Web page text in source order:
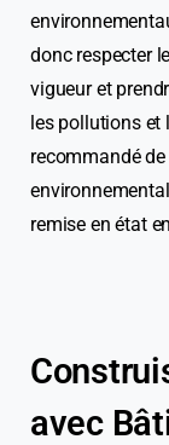
donc respecter
vigueur et
les pollutions et
recommandé
remise en état
avec